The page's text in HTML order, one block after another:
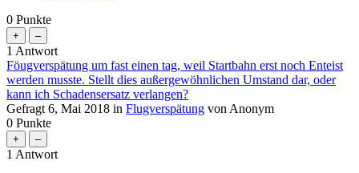
0 Punkte
1 Antwort
Föugverspätung um fast einen tag, weil Startbahn erst noch Enteist
werden musste. Stellt dies außergewöhnlichen Umstand dar, oder
kann ich Schadensersatz verlangen?
Gefragt 6, Mai 2018 in Flugverspätung von Anonym
0 Punkte
1 Antwort